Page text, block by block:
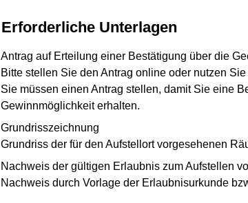
Erforderliche Unterlagen
Antrag auf Erteilung einer Bestätigung über die
Bitte stellen Sie den Antrag online oder nutzen
Sie müssen einen Antrag stellen, damit Sie eine
Gewinnmöglichkeit erhalten.
Grundrisszeichnung
Grundriss der für den Aufstellort vorgesehenen
Nachweis der gültigen Erlaubnis zum Aufstellen
Nachweis durch Vorlage der Erlaubnisurkunde